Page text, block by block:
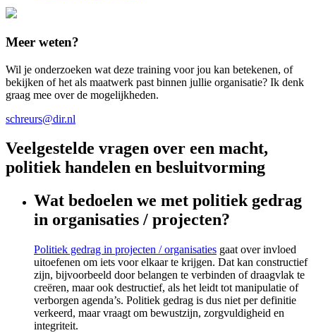
Meer weten?
Wil je onderzoeken wat deze training voor jou kan betekenen, of
bekijken of het als maatwerk past binnen jullie organisatie? Ik denk
graag mee over de mogelijkheden.
schreurs@dir.nl
Veelgestelde vragen over een macht,
politiek handelen en besluitvorming
Wat bedoelen we met politiek gedrag
in organisaties / projecten?
Politiek gedrag in projecten / organisaties gaat over invloed
uitoefenen om iets voor elkaar te krijgen. Dat kan constructief
zijn, bijvoorbeeld door belangen te verbinden of draagvlak te
creëren, maar ook destructief, als het leidt tot manipulatie of
verborgen agenda’s. Politiek gedrag is dus niet per definitie
verkeerd, maar vraagt om bewustzijn, zorgvuldigheid en
integriteit.